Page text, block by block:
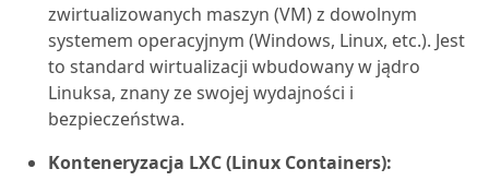
zwirtualizowanych maszyn (VM) z dowolnym
systemem operacyjnym (Windows, Linux, etc.). Jest
to standard wirtualizacji wbudowany w jądro
Linuksa, znany ze swojej wydajności i
bezpieczeństwa.
Konteneryzacja LXC (Linux Containers):